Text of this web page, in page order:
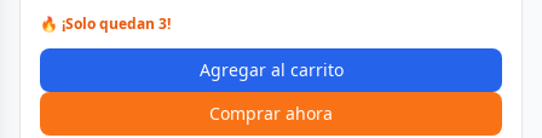
🔥 ¡Solo quedan 3!
Agregar al carrito
Comprar ahora